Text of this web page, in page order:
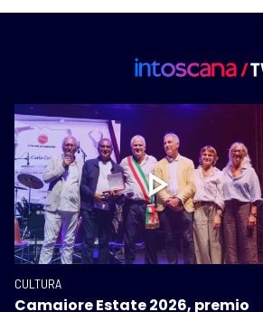
CULTURA
Camaiore Estate 2026, premio